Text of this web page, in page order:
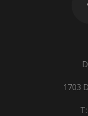
1703
T: